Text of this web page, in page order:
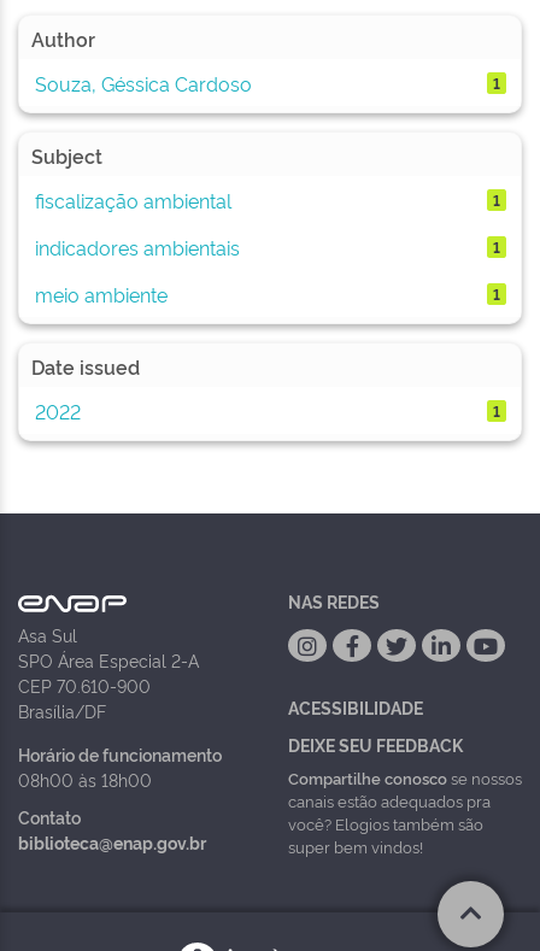
Author
Souza, Géssica Cardoso
1
Subject
fiscalização ambiental
1
indicadores ambientais 1
meio ambiente 1
Date issued
2022
1
Asa Sul
SPO Área Especial 2-A
CEP 70.610-900
Brasília/DF
Horário de funcionamento
08h00 às 18h00
Contato
biblioteca@enap.gov.br
NAS REDES
ACESSIBILIDADE
DEIXE SEU FEEDBACK
Compartilhe conoscose nossos
canais estão adequados pra
você? Elogios também são
super bem vindos!